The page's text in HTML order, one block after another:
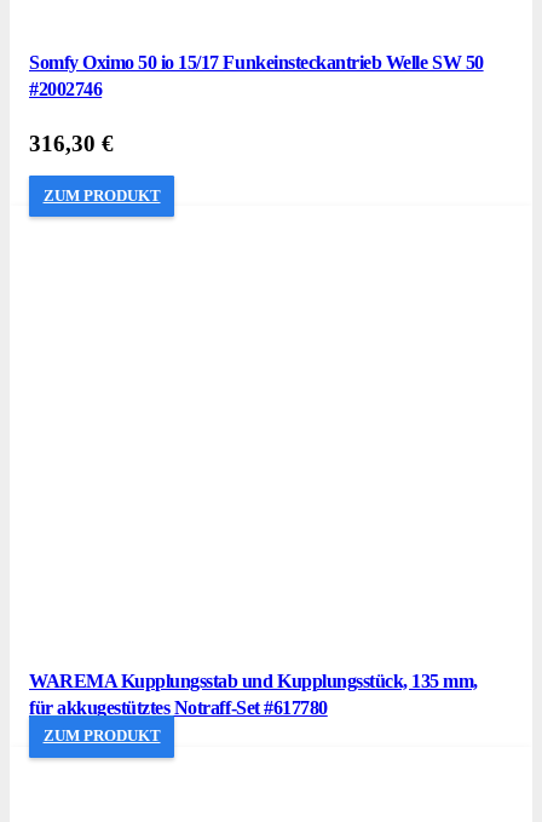
Somfy Oximo 50 io 15/17 Funkeinsteckantrieb Welle SW 50
#2002746
316,30 €
ZUM PRODUKT
WAREMA Kupplungsstab und Kupplungsstück, 135 mm,
für akkugestütztes Notraff-Set #617780
ZUM PRODUKT